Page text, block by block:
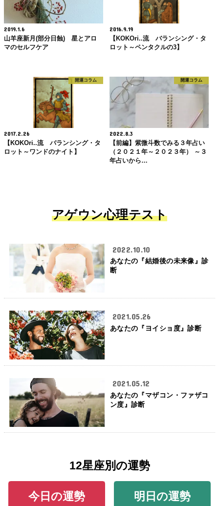
2019.1.6
山羊座新月(部分日蝕) 星とアロ
マのセルフケア
2016.9.19
【KOKOri..流 バランシング・タ
ロット～ペンタクルの3】
開運コラム
2017.2.26
【KOKOri..流 バランシング・タ
ロット～ワンドのナイト】
開運コラム
2022.8.3
【前編】紫微斗数でみる３年占い
（２０２１年～２０２３年） ～３
年占いから…
アゲウン心理テスト
2022.10.10
あなたの『結婚後の未来像』診
断
2021.05.26
あなたの『ヨイショ度』診断
2021.05.12
あなたの『マザコン・ファザコ
ン度』診断
12星座別の運勢
今日の運勢 明日の運勢